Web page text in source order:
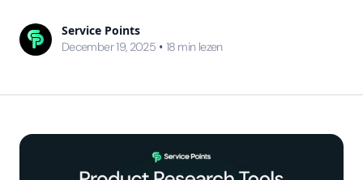
Service Points
December 19, 2025 • 18 min lezen